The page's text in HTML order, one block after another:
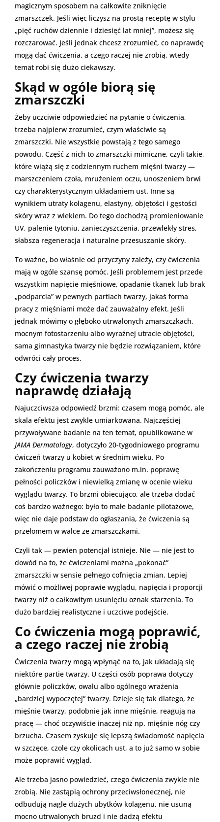
magicznym sposobem na całkowite zniknięcie
zmarszczek. Jeśli więc liczysz na prostą receptę w stylu
„pięć ruchów dziennie i dziesięć lat mniej”, możesz się
rozczarować. Jeśli jednak chcesz zrozumieć, co naprawdę
mogą dać ćwiczenia, a czego raczej nie zrobią, wtedy
temat robi się dużo ciekawszy.
Skąd w ogóle biorą się
zmarszczki
Żeby uczciwie odpowiedzieć na pytanie o ćwiczenia,
trzeba najpierw zrozumieć, czym właściwie są
zmarszczki. Nie wszystkie powstają z tego samego
powodu. Część z nich to zmarszczki mimiczne, czyli takie,
które wiążą się z codziennym ruchem mięśni twarzy —
marszczeniem czoła, mrużeniem oczu, unoszeniem brwi
czy charakterystycznym układaniem ust. Inne są
wynikiem utraty kolagenu, elastyny, objętości i gęstości
skóry wraz z wiekiem. Do tego dochodzą promieniowanie
UV, palenie tytoniu, zanieczyszczenia, przewlekły stres,
słabsza regeneracja i naturalne przesuszanie skóry.
To ważne, bo właśnie od przyczyny zależy, czy ćwiczenia
mają w ogóle szansę pomóc. Jeśli problemem jest przede
wszystkim napięcie mięśniowe, opadanie tkanek lub brak
„podparcia” w pewnych partiach twarzy, jakaś forma
pracy z mięśniami może dać zauważalny efekt. Jeśli
jednak mówimy o głęboko utrwalonych zmarszczkach,
mocnym fotostarzeniu albo wyraźnej utracie objętości,
sama gimnastyka twarzy nie będzie rozwiązaniem, które
odwróci cały proces.
Czy ćwiczenia twarzy
naprawdę działają
Najuczciwsza odpowiedź brzmi: czasem mogą pomóc, ale
skala efektu jest zwykle umiarkowana. Najczęściej
przywoływane badanie na ten temat, opublikowane w
JAMA Dermatology, dotyczyło 20-tygodniowego programu
ćwiczeń twarzy u kobiet w średnim wieku. Po
zakończeniu programu zauważono m.in. poprawę
pełności policzków i niewielką zmianę w ocenie wieku
wyglądu twarzy. To brzmi obiecująco, ale trzeba dodać
coś bardzo ważnego: było to małe badanie pilotażowe,
więc nie daje podstaw do ogłaszania, że ćwiczenia są
przełomem w walce ze zmarszczkami.
Czyli tak — pewien potencjał istnieje. Nie — nie jest to
dowód na to, że ćwiczeniami można „pokonać”
zmarszczki w sensie pełnego cofnięcia zmian. Lepiej
mówić o możliwej poprawie wyglądu, napięcia i proporcji
twarzy niż o całkowitym usunięciu oznak starzenia. To
dużo bardziej realistyczne i uczciwe podejście.
Co ćwiczenia mogą poprawić,
a czego raczej nie zrobią
Ćwiczenia twarzy mogą wpłynąć na to, jak układają się
niektóre partie twarzy. U części osób poprawa dotyczy
głównie policzków, owalu albo ogólnego wrażenia
„bardziej wypoczętej” twarzy. Dzieje się tak dlatego, że
mięśnie twarzy, podobnie jak inne mięśnie, reagują na
pracę — choć oczywiście inaczej niż np. mięśnie nóg czy
brzucha. Czasem zyskuje się lepszą świadomość napięcia
w szczęce, czole czy okolicach ust, a to już samo w sobie
może poprawić wygląd.
Ale trzeba jasno powiedzieć, czego ćwiczenia zwykle nie
zrobią. Nie zastąpią ochrony przeciwsłonecznej, nie
odbudują nagle dużych ubytków kolagenu, nie usuną
mocno utrwalonych bruzd i nie dadzą efektu